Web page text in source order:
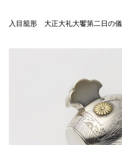
入目籠形 大正大礼大饗第二日の